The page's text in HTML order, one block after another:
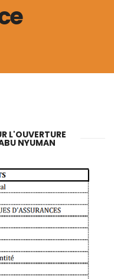
L'OUVERTURE
NYUMAN